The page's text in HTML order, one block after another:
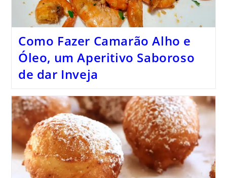
Como Fazer Camarão Alho e
Óleo, um Aperitivo Saboroso
de dar Inveja